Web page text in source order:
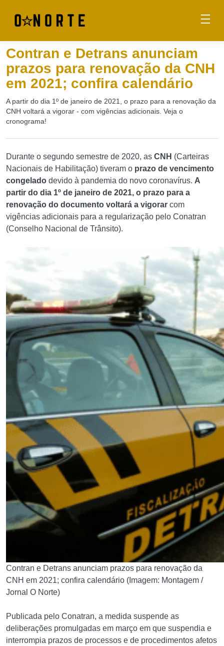
Contran e Detrans anunciam
prazos para renovação da CNH
em 2021; confira calendário
A partir do dia 1º de janeiro de 2021, o prazo para a renovação da
CNH voltará a vigorar - com vigências adicionais. Veja o
cronograma!
Durante o segundo semestre de 2020, as CNH (Carteiras
Nacionais de Habilitação) tiveram o prazo de vencimento
congelado devido à pandemia do novo coronavírus. A
partir do dia 1º de janeiro de 2021, o prazo para a
renovação do documento voltará a vigorar com
vigências adicionais para a regularização pelo Conatran
(Conselho Nacional de Trânsito).
Contran e Detrans anunciam prazos para renovação da
CNH em 2021; confira calendário (Imagem: Montagem /
Jornal O Norte)
Publicada pelo Conatran, a medida suspende as
deliberações promulgadas em março em que suspendia e
interrompia prazos de processos e de procedimentos afetos